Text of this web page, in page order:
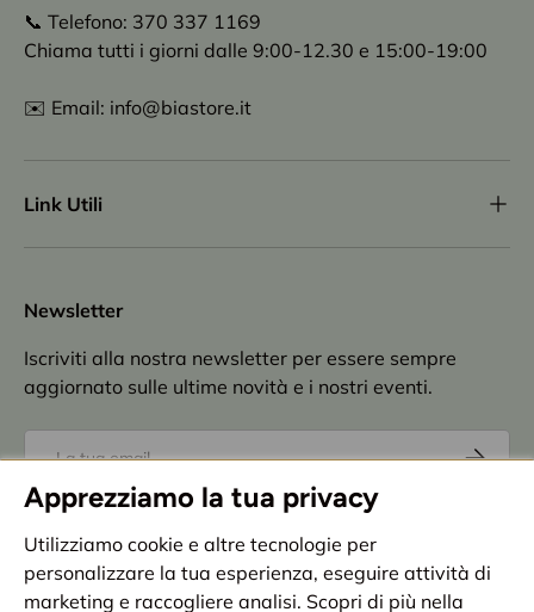
Apprezziamo la tua privacy
Utilizziamo cookie e altre tecnologie per
personalizzare la tua esperienza, eseguire attività di
marketing e raccogliere analisi. Scopri di più nella
📞 Telefono: 370 337 1169
Chiama tutti i giorni dalle 9:00-12.30 e 15:00-19:00
✉️ Email: info@biastore.it
Link Utili
Newsletter
Iscriviti alla nostra newsletter per essere sempre
aggiornato sulle ultime novità e i nostri eventi.
Iscriviti
Accettazioneprivacy policy
Metodi di pagamento accettati